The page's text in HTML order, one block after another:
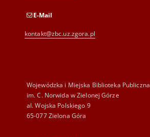
E-Mail
kontakt@zbc.uz.zgora.pl
Wojewódzka i Miejska Biblioteka Publiczna
im. C. Norwida w Zielonej Górze
al. Wojska Polskiego 9
65-077 Zielona Góra